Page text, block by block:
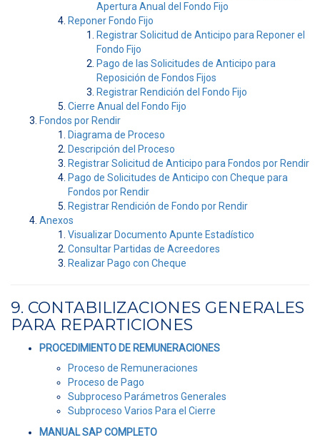
Apertura Anual del Fondo Fijo
Reponer Fondo Fijo
Registrar Solicitud de Anticipo para Reponer el
Fondo Fijo
Pago de las Solicitudes de Anticipo para
Reposición de Fondos Fijos
Registrar Rendición del Fondo Fijo
Cierre Anual del Fondo Fijo
Fondos por Rendir
Diagrama de Proceso
Descripción del Proceso
Registrar Solicitud de Anticipo para Fondos por Rendir
Pago de Solicitudes de Anticipo con Cheque para
Fondos por Rendir
Registrar Rendición de Fondo por Rendir
Anexos
Visualizar Documento Apunte Estadístico
Consultar Partidas de Acreedores
Realizar Pago con Cheque
9. CONTABILIZACIONES GENERALES
PARA REPARTICIONES
PROCEDIMIENTO DE REMUNERACIONES
Proceso de Remuneraciones
Proceso de Pago
Subproceso Parámetros Generales
Subproceso Varios Para el Cierre
MANUAL SAP COMPLETO